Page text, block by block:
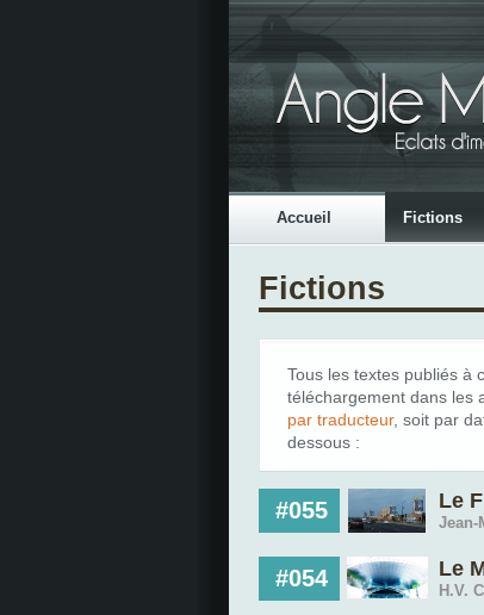
Accueil Fictions
Fictions
Tous les textes publiés à
téléchargement dans les
par traducteur, soit par
dessous :
#055 Le
Jean-
#054 Le
H.V.